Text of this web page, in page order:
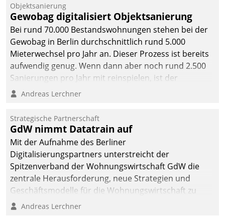
Objektsanierung
Gewobag digitalisiert Objektsanierung
Bei rund 70.000 Bestandswohnungen stehen bei der
Gewobag in Berlin durchschnittlich rund 5.000
Mieterwechsel pro Jahr an. Dieser Prozess ist bereits
aufwendig genug. Wenn dann aber noch rund 2.500
Sanierungen pro Jahr mit reinspielen, ist der
Betreuungs- und Organisationsaufwand immens. Im
kommunale Wohnungsbauunternehmen daher
gemeinsam mit der Berliner Datatrain GmbH den
Teilprozess der Objektsanierung digitalisiert.
Andreas Lerchner
Strategische Partnerschaft
GdW nimmt Datatrain auf
Mit der Aufnahme des Berliner
Digitalisierungspartners unterstreicht der
Spitzenverband der Wohnungswirtschaft GdW die
zentrale Herausforderung, neue Strategien und
Geschäftsmodelle für die Wohnungswirtschaft zu
entwickeln.
Andreas Lerchner